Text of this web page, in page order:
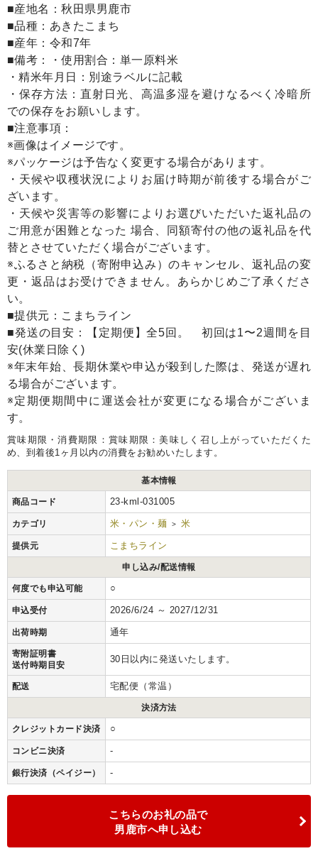
■産地名：秋田県男鹿市
■品種：あきたこまち
■産年：令和7年
■備考：・使用割合：単一原料米
・精米年月日：別途ラベルに記載
・保存方法：直射日光、高温多湿を避けなるべく冷暗所
での保存をお願いします。
■注意事項：
※画像はイメージです。
※パッケージは予告なく変更する場合があります。
・天候や収穫状況によりお届け時期が前後する場合がご
ざいます。
・天候や災害等の影響によりお選びいただいた返礼品の
ご用意が困難となった 場合、同額寄付の他の返礼品を代
替とさせていただく場合がございます。
※ふるさと納税（寄附申込み）のキャンセル、返礼品の変
更・返品はお受けできません。あらかじめご了承くださ
い。
■提供元：こまちライン
■発送の目安：【定期便】全5回。 初回は1〜2週間を目
安(休業日除く)
※年末年始、長期休業や申込が殺到した際は、発送が遅れ
る場合がございます。
※定期便期間中に運送会社が変更になる場合がございま
す。
賞味期限・消費期限：賞味期限：美味しく召し上がっていただくた
め、到着後1ヶ月以内の消費をお勧めいたします。
基本情報
商品コード 23-kml-031005
カテゴリ 米・パン・麺 > 米
提供元 こまちライン
申し込み/配送情報
何度でも申込可能 ○
申込受付 2026/6/24 ～ 2027/12/31
出荷時期 通年
寄附証明書
送付時期目安
30日以内に発送いたします。
配送 宅配便（常温）
決済方法
クレジットカード決済 ○
コンビニ決済 -
銀行決済（ペイジー） -
こちらのお礼の品で
男鹿市へ申し込む